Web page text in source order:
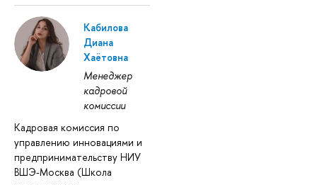
Кабилова
Диана
Хаётовна
Менеджер
кадровой
комиссии
Кадровая комиссия по
управлению инновациями и
предпринимательству НИУ
ВШЭ-Москва (Школа